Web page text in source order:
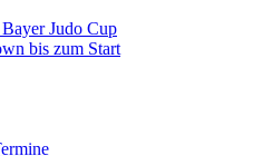
Judo Cup
bis zum Start